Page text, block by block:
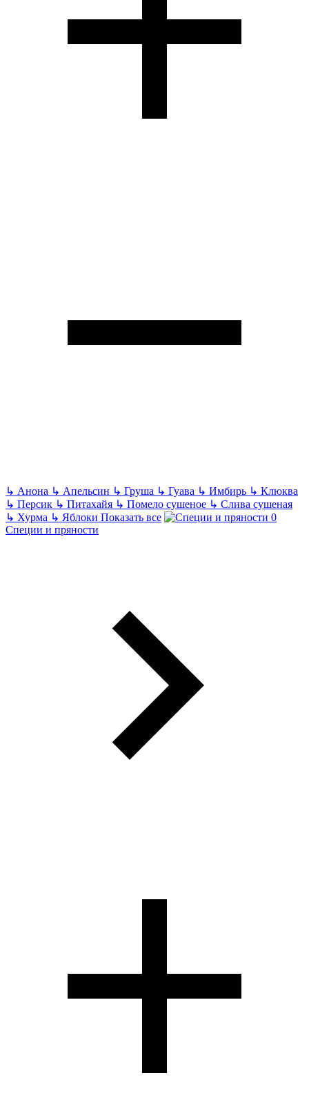
↳ Анона ↳ Апельсин ↳ Груша ↳ Гуава ↳ Имбирь ↳ Клюква
↳ Персик ↳ Питахайя ↳ Помело сушеное ↳ Слива сушеная
↳ Хурма ↳ Яблоки Показать все
Специи и пряности